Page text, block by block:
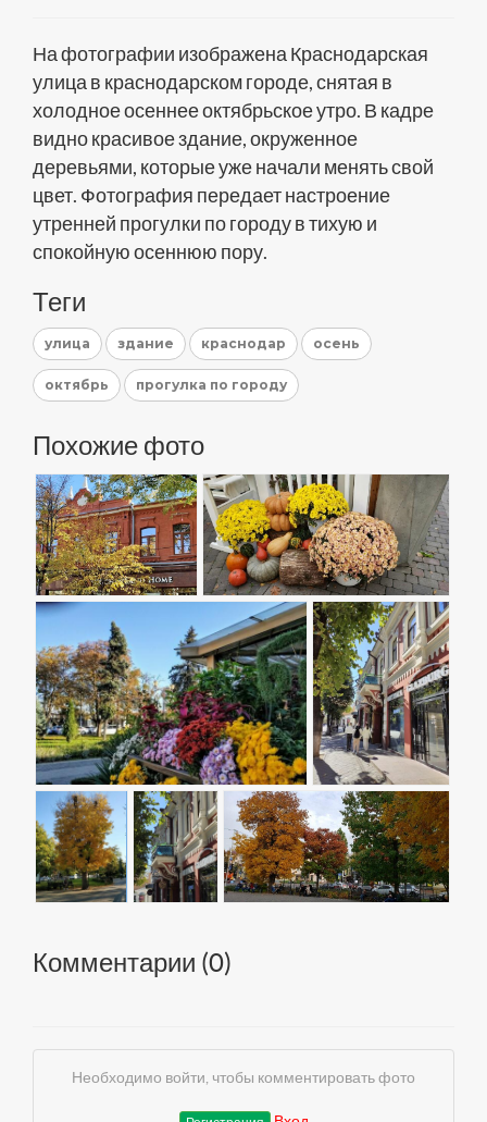
На фотографии изображена Краснодарская
улица в краснодарском городе, снятая в
холодное осеннее октябрьское утро. В кадре
видно красивое здание, окруженное
деревьями, которые уже начали менять свой
цвет. Фотография передает настроение
утренней прогулки по городу в тихую и
спокойную осеннюю пору.
Теги
улица здание краснодар осень
октябрь прогулка по городу
Похожие фото
Комментарии (0)
Необходимо войти, чтобы комментировать фото